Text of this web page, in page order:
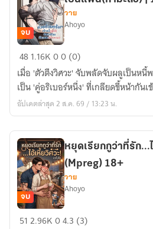
ช่วย
ด้วย
ครับ!
เจ้า
หนี้(คู่อริ)บังคับ
ผม
เป็น
แฟน(กำมะลอ)
|
18+
จบ
วาย
Ahoyo
481.16K00 (0)
เมื่อ 'ตัวตึงวิศวะ' จับพลัดจับผลูเป็นหนี้
เป็น 'คู่อริเบอร์หนึ่ง' ที่เกลียดขี้หน้ากันเ
อัปเดตล่าสุด 2 ส.ค. 69 / 13:23 น.
หยุด
จบ
หยุดเรียกกูว่าที่รัก...
(Mpreg) 18+
วาย
Ahoyo
512.96K04.3 (3)